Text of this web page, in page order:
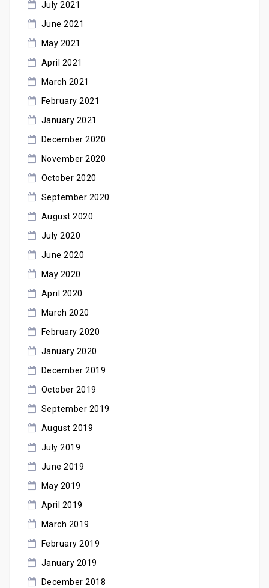
July 2021
June 2021
May 2021
April 2021
March 2021
February 2021
January 2021
December 2020
November 2020
October 2020
September 2020
August 2020
July 2020
June 2020
May 2020
April 2020
March 2020
February 2020
January 2020
December 2019
October 2019
September 2019
August 2019
July 2019
June 2019
May 2019
April 2019
March 2019
February 2019
January 2019
December 2018